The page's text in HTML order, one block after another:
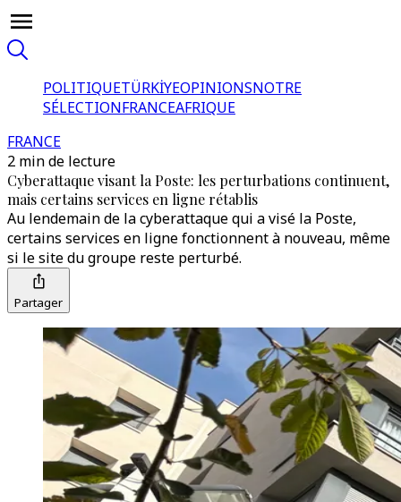
POLITIQUETÜRKİYEOPINIONSNOTRE
SÉLECTIONFRANCEAFRIQUE
FRANCE
2 min de lecture
Cyberattaque visant la Poste: les perturbations continuent,
mais certains services en ligne rétablis
Au lendemain de la cyberattaque qui a visé la Poste,
certains services en ligne fonctionnent à nouveau, même
si le site du groupe reste perturbé.
Partager